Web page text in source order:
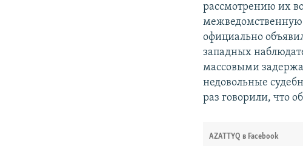
рассмотрению их
межведомственную
официально
западных
массовыми
недовольные
раз говорили, что
AZATTYQ в Facebook